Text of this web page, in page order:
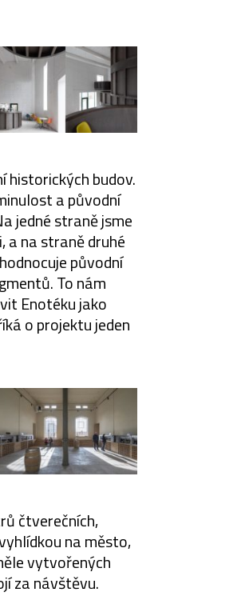
historických budov.
a původní
jedné straně jsme
a na straně druhé
původní
To nám
Enotéku jako
o projektu jeden
čtverečních,
na město,
vytvořených
za návštěvu.